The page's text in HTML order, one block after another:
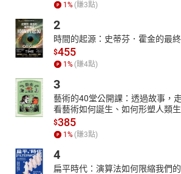
1 % (賺3點)
2
時間的起源：史蒂芬．霍金的最終
$455
1 % (賺4點)
3
藝術的40堂公開課：透過故事，
看藝術如何誕生、如何形塑人類生
$385
1 % (賺3點)
4
扁平時代：演算法如何限縮我們